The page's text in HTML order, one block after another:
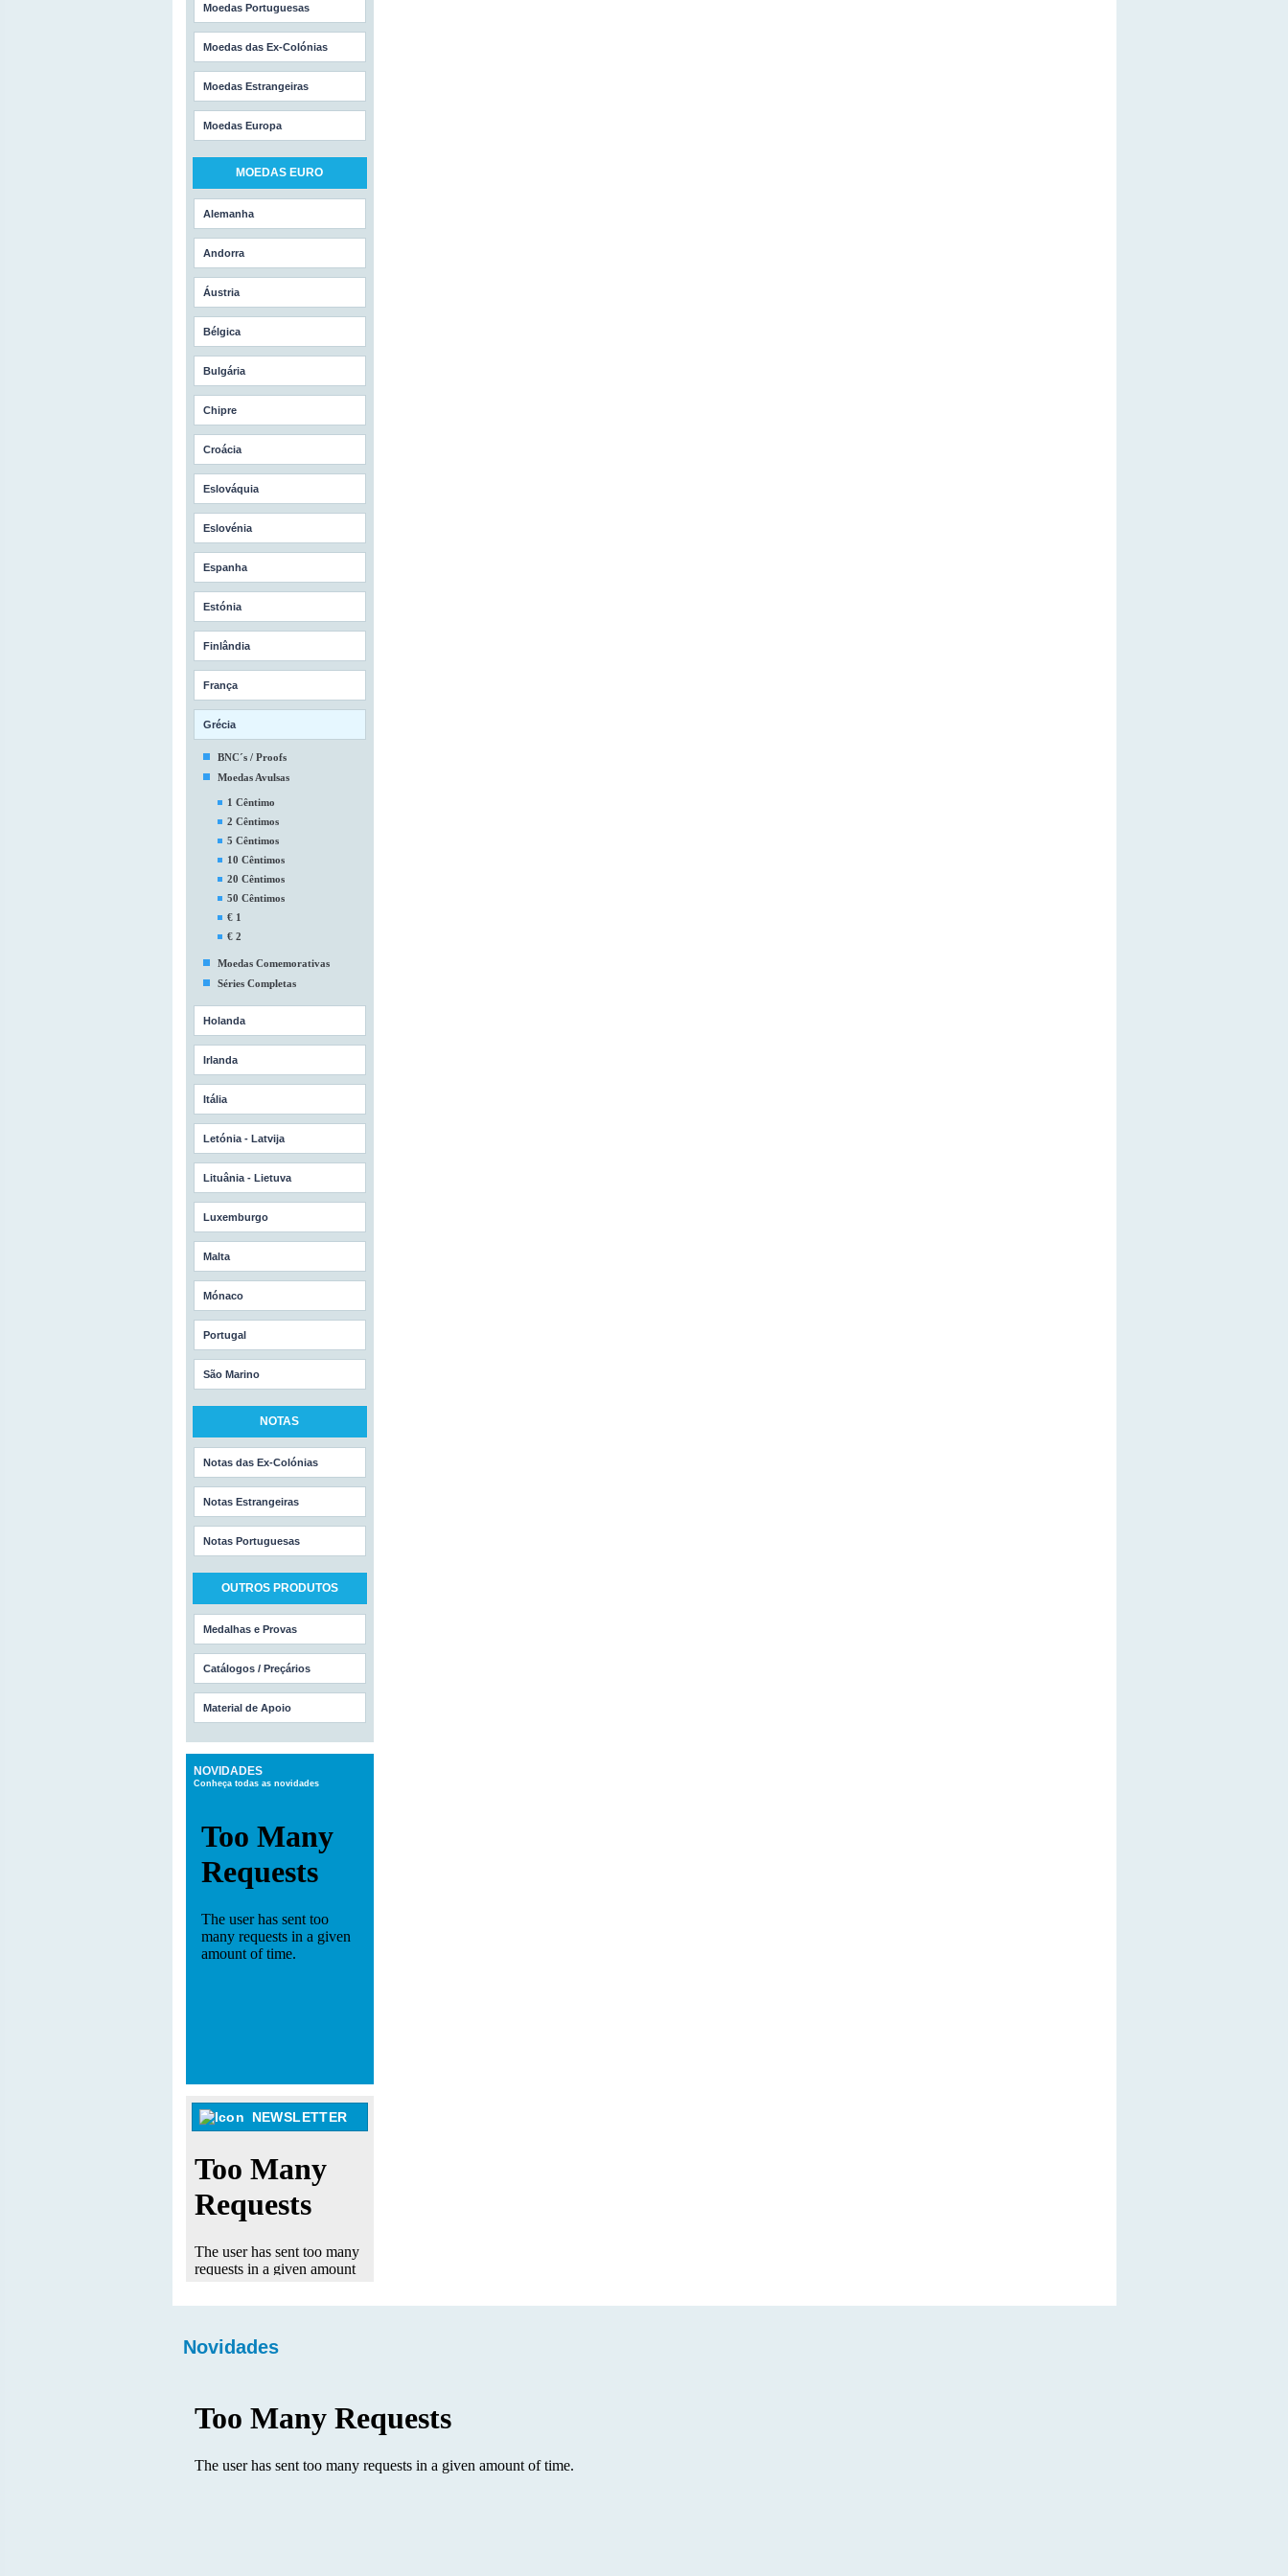
Moedas Portuguesas
Moedas das Ex-Colónias
Moedas Estrangeiras
Moedas Europa
MOEDAS EURO
Alemanha
Andorra
Áustria
Bélgica
Bulgária
Chipre
Croácia
Eslováquia
Eslovénia
Espanha
Estónia
Finlândia
França
Grécia
BNC´s / Proofs
Moedas Avulsas
1 Cêntimo
2 Cêntimos
5 Cêntimos
10 Cêntimos
20 Cêntimos
50 Cêntimos
€ 1
€ 2
Moedas Comemorativas
Séries Completas
Holanda
Irlanda
Itália
Letónia - Latvija
Lituânia - Lietuva
Luxemburgo
Malta
Mónaco
Portugal
São Marino
NOTAS
Notas das Ex-Colónias
Notas Estrangeiras
Notas Portuguesas
OUTROS PRODUTOS
Medalhas e Provas
Catálogos / Preçários
Material de Apoio
NOVIDADES
Conheça todas as novidades
NEWSLETTER
Novidades